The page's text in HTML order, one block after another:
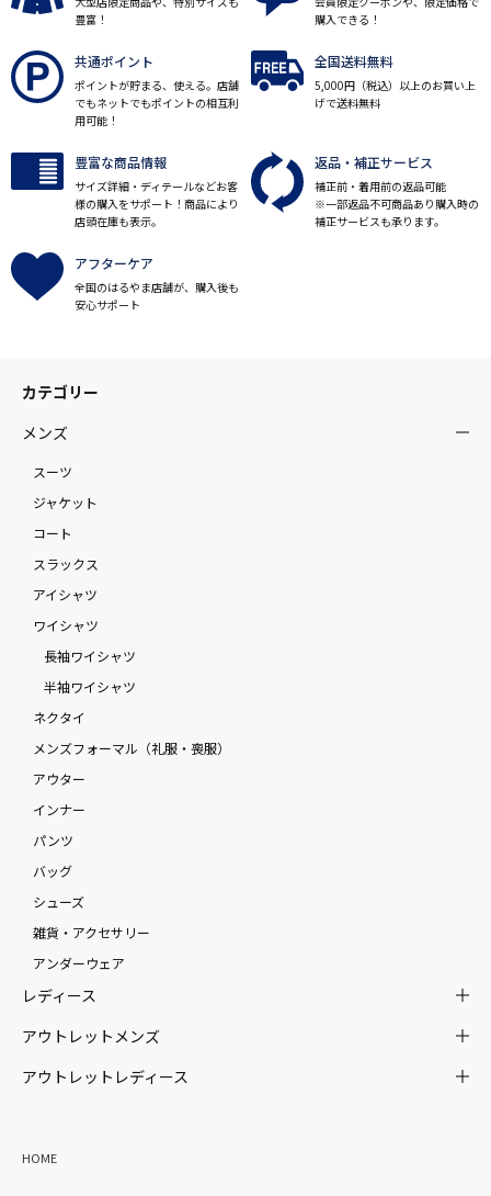
豊富！
購入できる！
共通ポイント
ポイントが貯まる、使える。店舗
でもネットでもポイントの相互利
用可能！
全国送料無料
5,000円（税込）以上のお買い上
げで送料無料
豊富な商品情報
サイズ詳細・ディテールなどお客
様の購入をサポート！商品により
店頭在庫も表示。
返品・補正サービス
補正前・着用前の返品可能
※一部返品不可商品あり購入時の
補正サービスも承ります。
アフターケア
全国のはるやま店舗が、購入後も
安心サポート
カテゴリー
メンズ
スーツ
ジャケット
コート
スラックス
アイシャツ
ワイシャツ
長袖ワイシャツ
半袖ワイシャツ
ネクタイ
メンズフォーマル（礼服・喪服）
アウター
インナー
パンツ
バッグ
シューズ
雑貨・アクセサリー
アンダーウェア
レディース
アウトレットメンズ
アウトレットレディース
HOME